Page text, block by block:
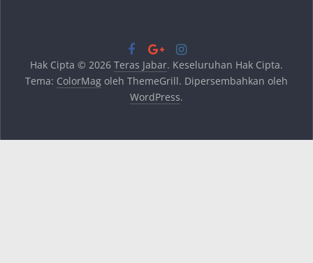
Hak Cipta © 2026 Teras Jabar. Keseluruhan Hak Cipta.
Tema: ColorMagoleh ThemeGrill. Dipersembahkan oleh
WordPress.